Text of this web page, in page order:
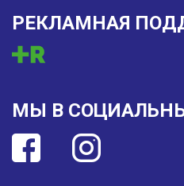
РЕКЛАМНАЯ
МЫ В